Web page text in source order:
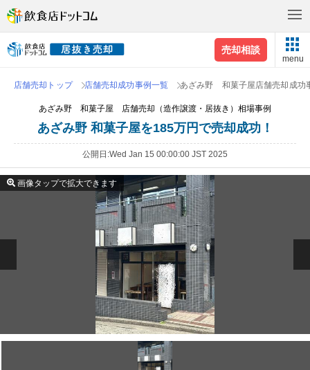
売却相談
menu
店舗売却トップ 店舗売却成功事例一覧 あざみ野 和菓子屋店舗売却成功
あざみ野 和菓子屋 店舗売却（造作譲渡・居抜き）相場事例
あざみ野 和菓子屋を185万円で売却成功！
公開日 Wed Jan 15 00:00:00 JST 2025
画像タップで拡大できます